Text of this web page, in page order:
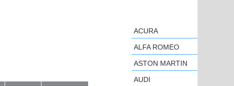
ACURA
ALFA ROMEO
ASTON MARTIN
AUDI